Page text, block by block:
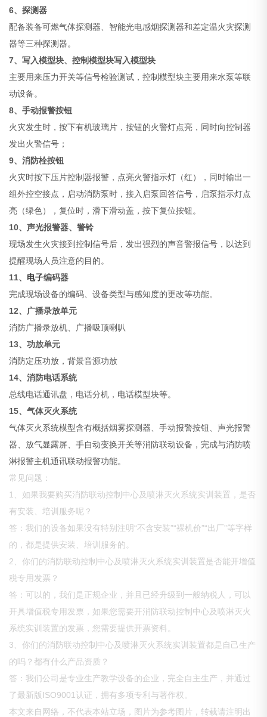
6、探测器
配备装备可燃气体探测器、智能光电感烟探测器和差定温火灾探测
器等三种探测器。
7、写入模型块、控制模型块写入模型块
主要用来压力开关等信号检验测试，控制模型块主要用来水泵等联
动设备。
8、手动报警按钮
火灾发生时，按下有机玻璃片，按钮的火警灯点亮，同时向控制器
发出火警信号；
9、消防栓按钮
火灾时按下压片控制器报警，点亮火警指示灯（红），同时输出一
组外控空接点，启动消防泵时，接入启泵回答信号，启泵指示灯点
亮（绿色），复位时，滑下滑动盖，按下复位按钮。
10、声光报警器、警铃
现场发生火灾接到控制信号后，发出强烈的声音警报信号，以达到
提醒现场人员注意的目的。
11、 电子编码器
完成现场设备的编码、设备类型与感知度的更改等功能。
12、广播录放单元
消防广播录放机、广播吸顶喇叭
13、功放单元
消防定压功放，背景音源功放
14、消防电话系统
总线电话通讯盘，电话分机，电话模型块等。
15、气体灭火系统
气体灭火系统模型含有概括烟雾探测器、手动报警按钮、声光报警
器、放气显露屏、手自动变换开关等消防联动设备，完成与消防喷
淋报警主机通讯联动报警功能。
常见问题：
1、如果我要购买消防联动控制中心及喷淋灭火系统实训装置，是否
有安装、培训服务呢？
答：我们的设备如果没有特别注明“不含安装”“裸机价”“出厂”等字样
的，都是提供安装、培训服务的。
2、你们的消防联动控制中心及喷淋灭火系统实训装置是否能开增值
税专用发票？
答：可以的，我们是正规企业，并且已经升级到一般纳税人，可以
开具增值税专用发票，如果您需要开消防联动控制中心及喷淋灭火
系统实训装置的发票，您需要提供开票资料。
3、你们的消防联动控制中心及喷淋灭火系统实训装置都是自己生产
的吗？都有什么产品资质？
答：我们公司是专业生产教学设备的企业，完全自主生产，并通过
了最新版ISO9001认证，拥有多项专利与著作权。
本文来自网络，不代表本站立场，图片为参考图片，转载请注明出